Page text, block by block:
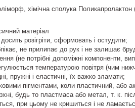
хімічна сполука Поликапролактон
матеріал
розігріти, сформовать і остудити;
не прилипає до рук і не залишає
(не потрібні допоміжні компоненти,
температурою повітря (чим
пружні і еластичні, їх важко зламати;
пігментами, коли пластичний, або
будь то пластмаса або метал, т. к.
при цьому не кришиться і не